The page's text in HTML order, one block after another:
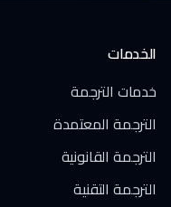
الخدمات
خدمات الترجمة
الترجمة المعتمدة
الترجمة القانونية
الترجمة التقنية